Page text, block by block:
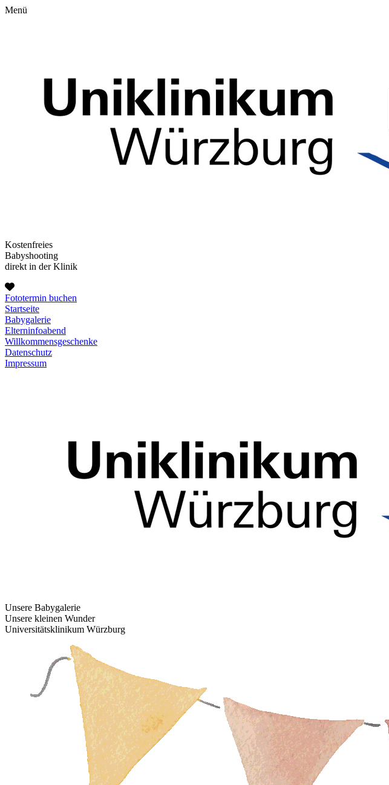
Menü
Kostenfreies
Babyshooting
direkt in der Klinik
Fototermin buchen
Startseite
Babygalerie
Elterninfoabend
Willkommensgeschenke
Datenschutz
Impressum
Unsere Babygalerie
Unsere kleinen Wunder
Universitätsklinikum Würzburg